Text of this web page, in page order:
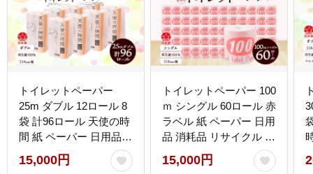
トイレットペーパー
25m ダブル 12ロール 8
袋 計96ロール 天使の時
間 紙 ペーパー 日用品
消耗品 リサイクル 再生
紙 無香料 厚手 ソフト
15,000円
トイレットペーパー 100
ｍ シングル 60ロール 赤
ラベル 紙 ペーパー 日用
品 消耗品 リサイクル 再
生紙 無香料 厚手 ソフト
長尺 長巻きトイレ用品
15,000円